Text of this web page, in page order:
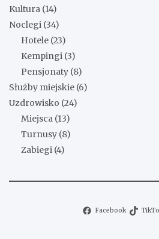
Kultura (14)
Noclegi (34)
Hotele (23)
Kempingi (3)
Pensjonaty (8)
Służby miejskie (6)
Uzdrowisko (24)
Miejsca (13)
Turnusy (8)
Zabiegi (4)
Facebook